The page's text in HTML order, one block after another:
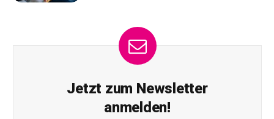
Jetzt zum Newsletter
anmelden!